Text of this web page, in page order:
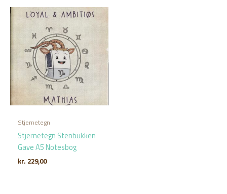
Stjernetegn
Stjernetegn Stenbukken
Gave A5 Notesbog
kr. 229,00